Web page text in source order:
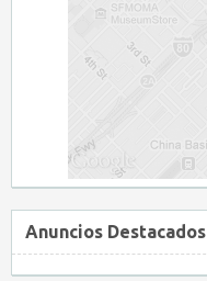
Anuncios Destacados